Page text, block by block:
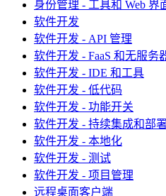
身份管理 - 工具和 Web 界
软件开发
软件开发 - API 管理
软件开发 - FaaS 和无服务
软件开发 - IDE 和工具
软件开发 - 低代码
软件开发 - 功能开关
软件开发 - 持续集成和部
软件开发 - 本地化
软件开发 - 测试
软件开发 - 项目管理
远程桌面客户端